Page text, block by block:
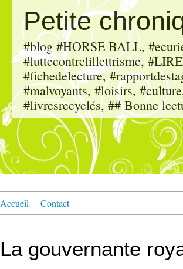
Petite
#blog #HORSE BALL,
#luttecontrelillettrisme,
#fichedelecture,
#malvoyants, #loisirs,
#livresrecyclés, ## Bonne
Accueil Contact
La gouvernante